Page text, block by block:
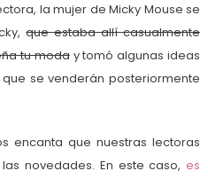
la mujer de Micky Mouse se
que estaba allí casualmente
tu moday tomó algunas ideas
se venderán posteriormente
encanta que nuestras lectoras
novedades. En este caso,es